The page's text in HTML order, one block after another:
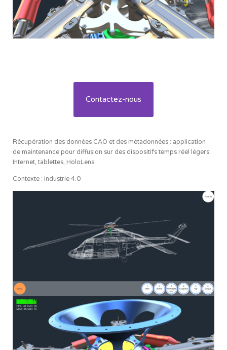
Contactez-nous
Récupération des données CAO et des métadonnées : application
de maintenance pour diffusion sur des dispositifs temps réel légers:
Internet, tablettes, HoloLens.
Contexte : industrie 4.0